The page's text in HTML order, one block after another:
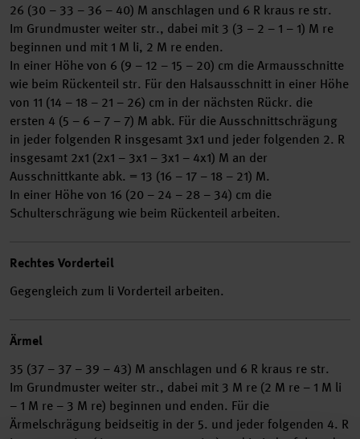
26 (30 – 33 – 36 – 40) M anschlagen und 6 R kraus re str.
Im Grundmuster weiter str., dabei mit 3 (3 – 2 – 1 – 1) M re
beginnen und mit 1 M li, 2 M re enden.
In einer Höhe von 6 (9 – 12 – 15 – 20) cm die Armausschnitte
wie beim Rückenteil str. Für den Halsausschnitt in einer Höhe
von 11 (14 – 18 – 21 – 26) cm in der nächsten Rückr. die
ersten 4 (5 – 6 – 7 – 7) M abk. Für die Ausschnittschrägung
in jeder folgenden R insgesamt 3x1 und jeder folgenden 2. R
insgesamt 2x1 (2x1 – 3x1 – 3x1 – 4x1) M an der
Ausschnittkante abk. = 13 (16 – 17 – 18 – 21) M.
In einer Höhe von 16 (20 – 24 – 28 – 34) cm die
Schulterschrägung wie beim Rückenteil arbeiten.
Rechtes Vorderteil
Gegengleich zum li Vorderteil arbeiten.
Ärmel
35 (37 – 37 – 39 – 43) M anschlagen und 6 R kraus re str.
Im Grundmuster weiter str., dabei mit 3 M re (2 M re – 1 M li
– 1 M re – 3 M re) beginnen und enden. Für die
Ärmelschrägung beidseitig in der 5. und jeder folgenden 4. R